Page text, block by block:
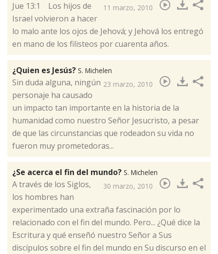
11 marzo, 2010
​Jue 13:1 Los hijos de
Israel volvieron a hacer
lo malo ante los ojos de Jehová; y Jehová los entregó
en mano de los filisteos por cuarenta años.
¿Quien es Jesús? S. Michelen
23 marzo, 2010
​Sin duda alguna, ningún
personaje ha causado
un impacto tan importante en la historia de la
humanidad como nuestro Señor Jesucristo, a pesar
de que las circunstancias que rodeadon su vida no
fueron muy prometedoras...
¿Se acerca el fin del mundo? S. Michelen
30 marzo, 2010
​A través de los Siglos,
los hombres han
experimentado una extraña fascinación por lo
relacionado con el fin del mundo. Pero... ¿Qué dice la
Escritura y qué enseñó nuestro Señor a Sus
discípulos sobre el fin del mundo en Su discurso en el